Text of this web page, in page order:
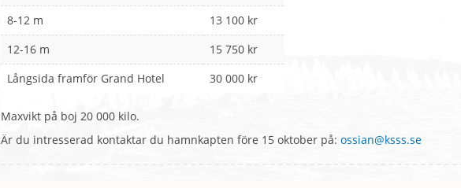
8-12 m
13 100 kr
12-16 m
15 750 kr
Långsida framför Grand Hotel
30 000 kr
Maxvikt på boj 20 000 kilo.
Är du intresserad kontaktar du hamnkapten före 15 oktober på: ossian@ksss.se